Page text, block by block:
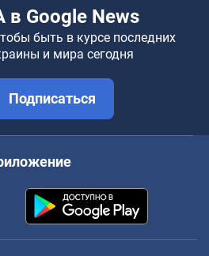
в Google News
быть в курсе последних
и мира сегодня
Подписаться